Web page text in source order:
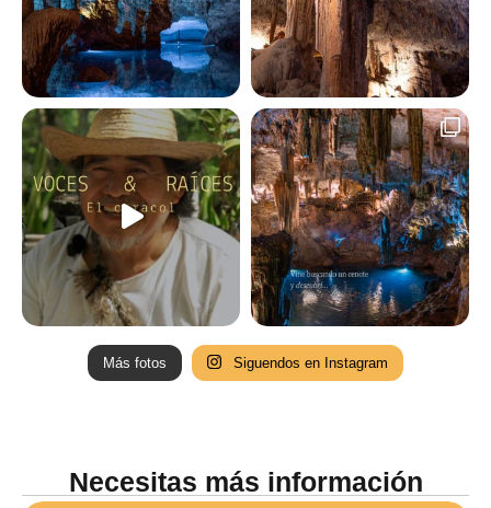
Más fotos Siguendos en Instagram
Necesitas más información